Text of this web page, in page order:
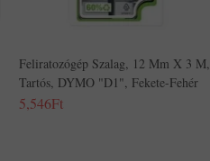
Feliratozógép Szalag, 12 Mm X 3 M,
Tartós, DYMO "D1", Fekete-Fehér
5,546Ft